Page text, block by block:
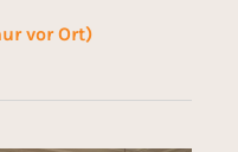
vor Ort)